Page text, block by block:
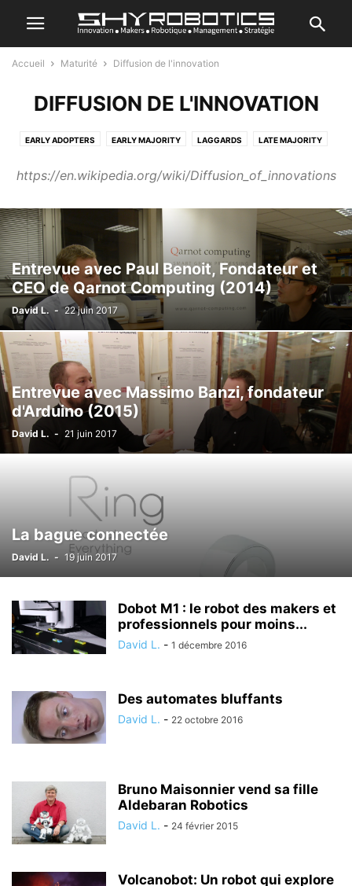
Accueil Maturité Diffusion de l'innovation
DIFFUSION DE L'INNOVATION
EARLY ADOPTERS EARLY MAJORITY LAGGARDS LATE MAJORITY
https://en.wikipedia.org/wiki/Diffusion_of_innovations
Entrevue avec Paul Benoit, Fondateur et
CEO de Qarnot Computing (2014)
David L. - 22 juin 2017
Entrevue avec Massimo Banzi, fondateur
d'Arduino (2015)
David L. - 21 juin 2017
La bague connectée
David L. - 19 juin 2017
Dobot M1 : le robot des makers et
professionnels pour moins...
David L. - 1 décembre 2016
Des automates bluffants
David L. - 22 octobre 2016
Bruno Maisonnier vend sa fille
Aldebaran Robotics
David L. - 24 février 2015
Volcanobot: Un robot qui explore